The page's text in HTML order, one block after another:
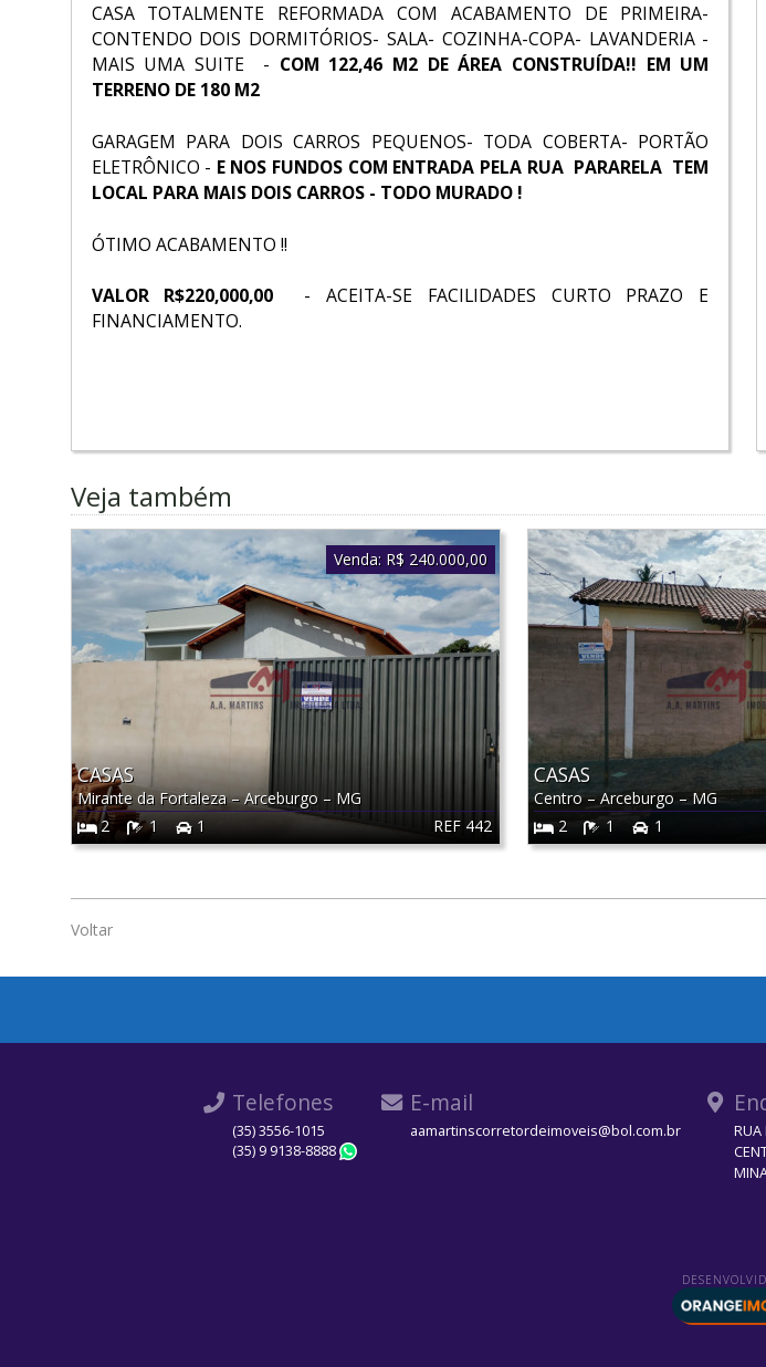
CASA TOTALMENTE REFORMADA COM ACABAMENTO DE PRIMEIRA-
CONTENDO DOIS DORMITÓRIOS- SALA- COZINHA-COPA- LAVANDERIA -
MAIS UMA SUITE - COM 122,46 M2 DE ÁREA CONSTRUÍDA!! EM UM
TERRENO DE 180 M2
GARAGEM PARA DOIS CARROS PEQUENOS- TODA COBERTA- PORTÃO
ELETRÔNICO - E NOS FUNDOS COM ENTRADA PELA RUA PARARELA TEM
LOCAL PARA MAIS DOIS CARROS - TODO MURADO !
ÓTIMO ACABAMENTO !!
VALOR R$220,000,00 - ACEITA-SE FACILIDADES CURTO PRAZO E
FINANCIAMENTO.
Veja também
REF 442
CASAS
Mirante da Fortaleza–Arceburgo – MG
2
1 1
Venda: R$ 240.000,00
CASAS
Centro–Arceburgo–MG
2
1 1
Voltar
Telefones
(35) 3556-1015
(35) 9 9138-8888
E-mail
aamartinscorretordeimoveis@bol.com.br
RUA